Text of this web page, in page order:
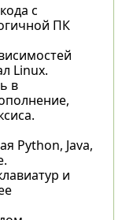
с
ПК
Linux.
в
Python, Java,
и